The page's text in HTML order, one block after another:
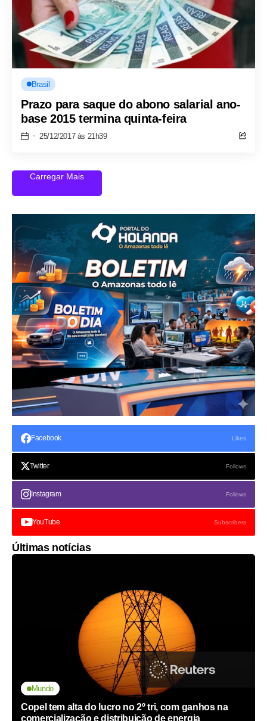
Brasil
Prazo para saque do abono salarial ano-
base 2015 termina quinta-feira
25/12/2017 às 21h39
Carregar Mais
Facebook Likes
Twitter Follows
Instagram Follows
YouTube Subscribers
Últimas notícias
Mundo
Copel tem alta do lucro no 2º tri, com ganhos na
comercialização e distribuição de energia